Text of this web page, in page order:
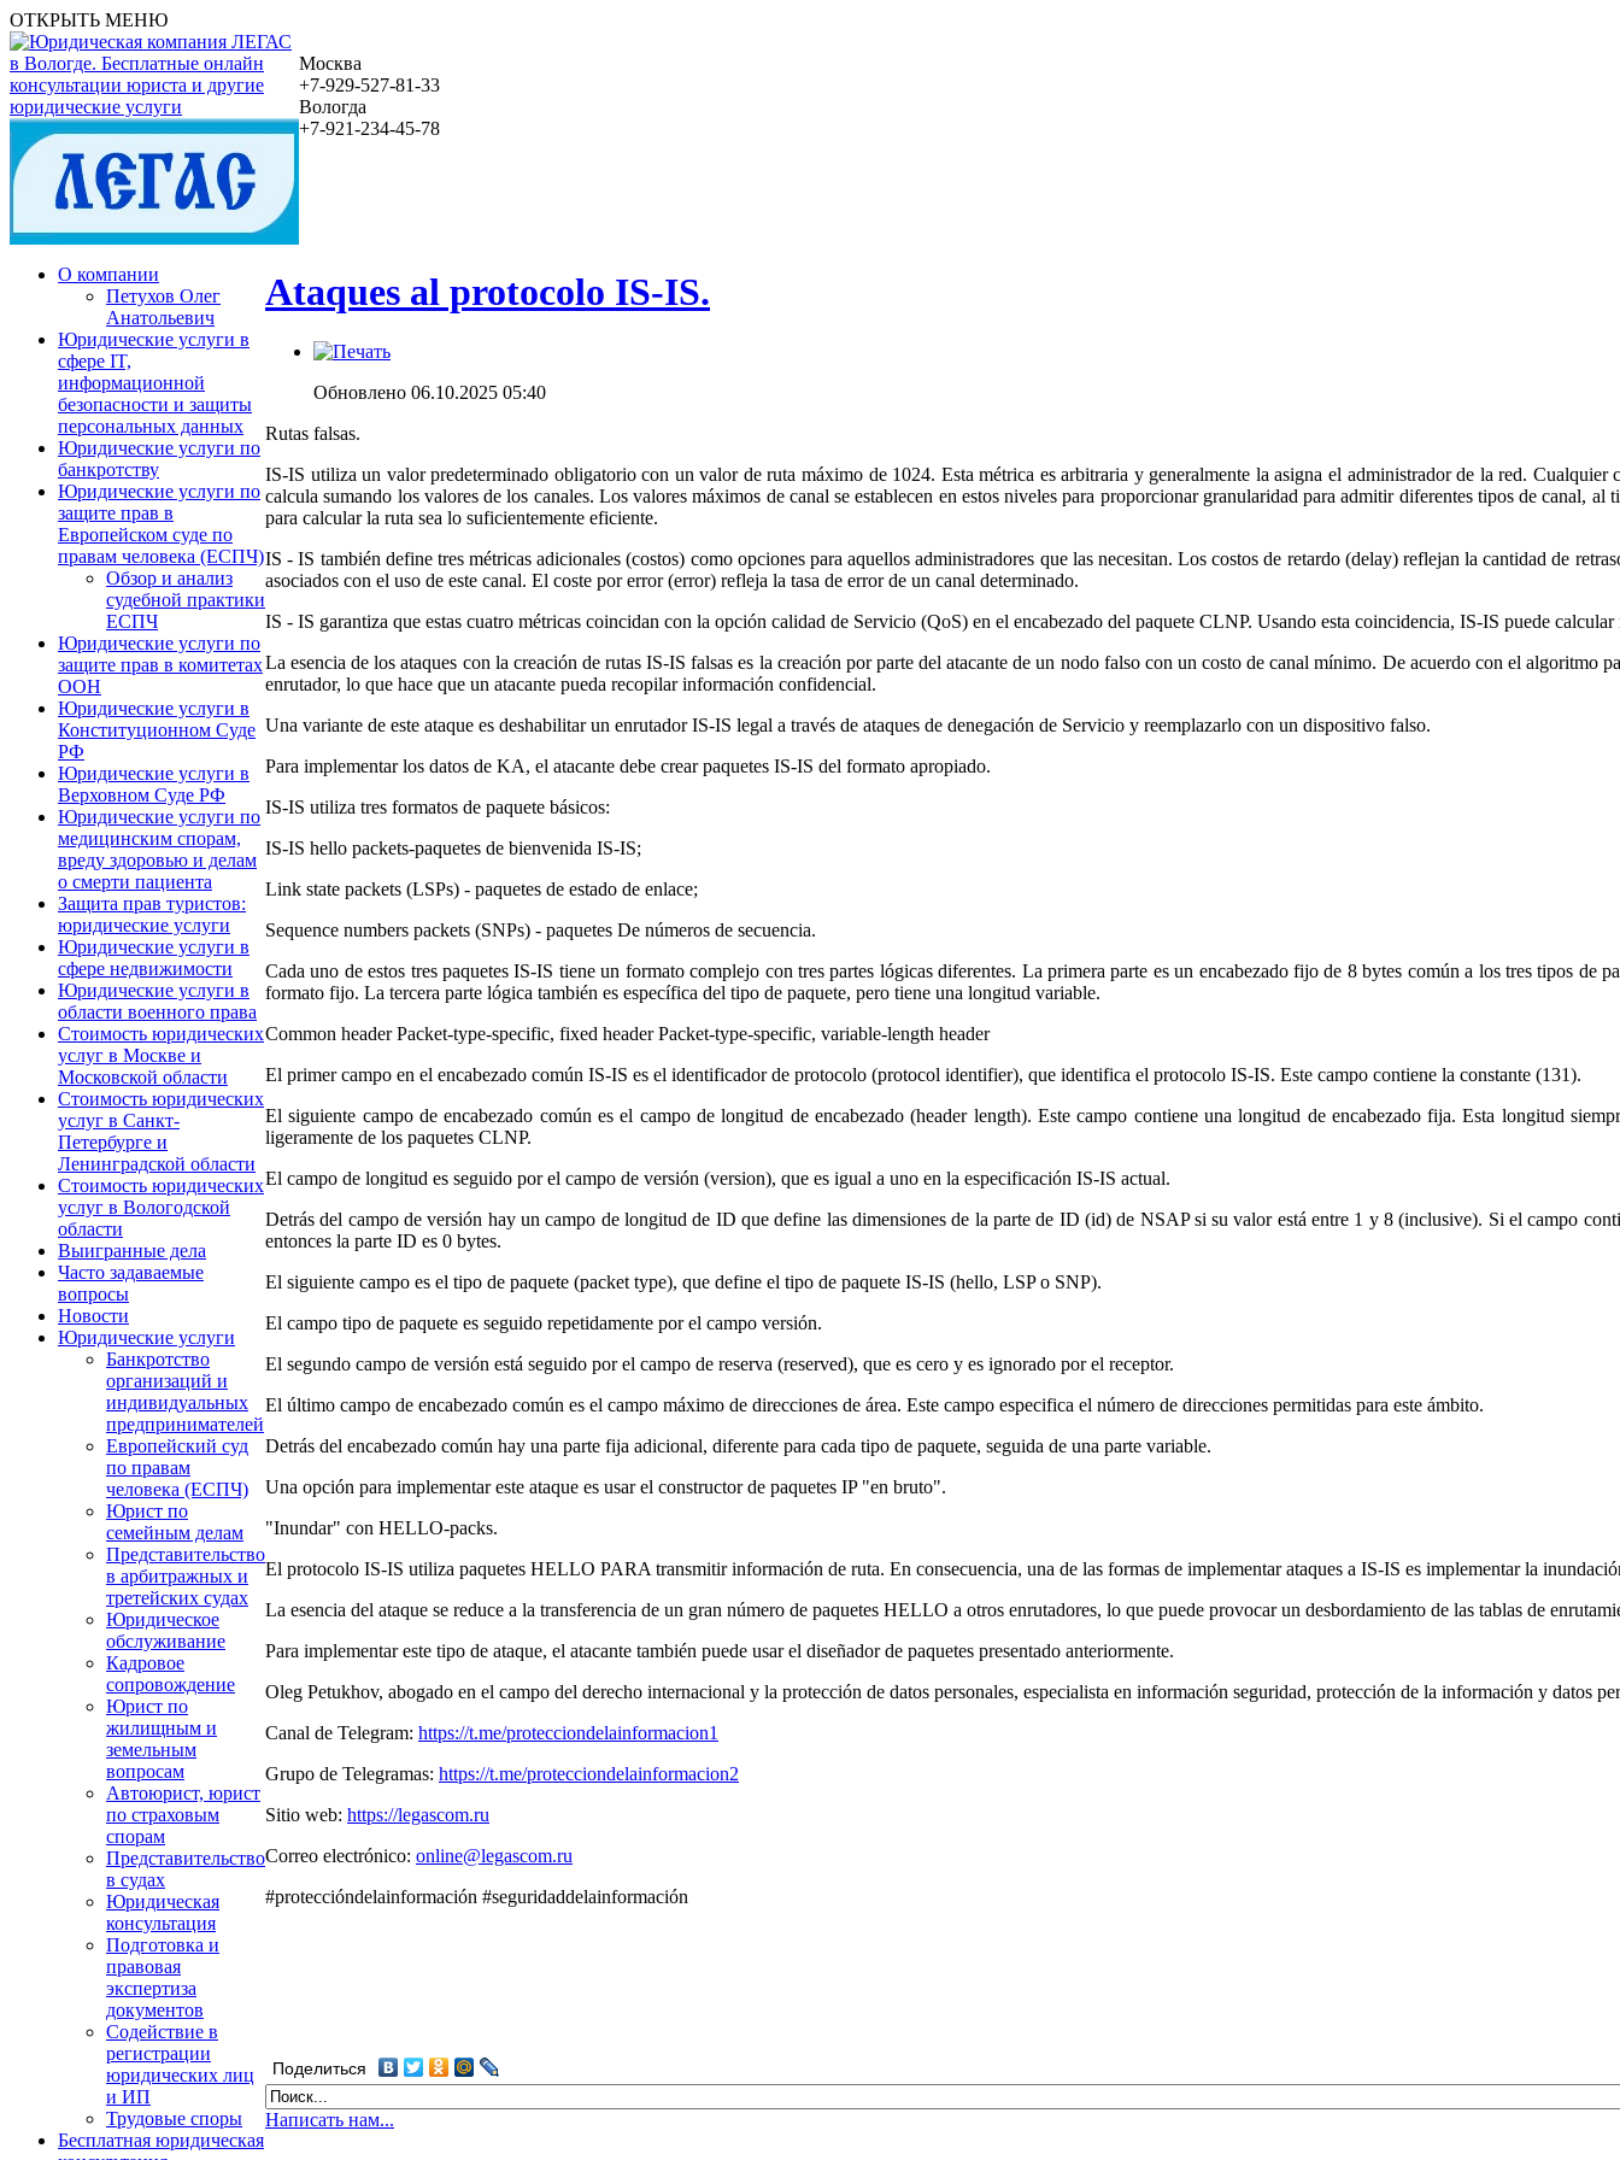
ОТКРЫТЬ МЕНЮ
Москва
+7-929-527-81-33
Вологда
+7-921-234-45-78
О компании
Петухов Олег
Анатольевич
Юридические услуги в
сфере IT,
информационной
безопасности и защиты
персональных данных
Юридические услуги по
банкротству
Юридические услуги по
защите прав в
Европейском суде по
правам человека (ЕСПЧ)
Обзор и анализ
судебной практики
ЕСПЧ
Юридические услуги по
защите прав в комитетах
ООН
Юридические услуги в
Конституционном Суде
РФ
Юридические услуги в
Верховном Суде РФ
Юридические услуги по
медицинским спорам,
вреду здоровью и делам
о смерти пациента
Защита прав туристов:
юридические услуги
Юридические услуги в
сфере недвижимости
Юридические услуги в
области военного права
Стоимость юридических
услуг в Москве и
Московской области
Стоимость юридических
услуг в Санкт-
Петербурге и
Ленинградской области
Стоимость юридических
услуг в Вологодской
области
Выигранные дела
Часто задаваемые
вопросы
Новости
Юридические услуги
Банкротство
организаций и
индивидуальных
предпринимателей
Европейский суд
по правам
человека (ЕСПЧ)
Юрист по
семейным делам
Представительство
в арбитражных и
третейских судах
Юридическое
обслуживание
Кадровое
сопровождение
Юрист по
жилищным и
земельным
вопросам
Автоюрист, юрист
по страховым
спорам
Представительство
в судах
Юридическая
консультация
Подготовка и
правовая
экспертиза
документов
Содействие в
регистрации
юридических лиц
и ИП
Трудовые споры
Бесплатная юридическая
Ataques al protocolo IS-IS.
Обновлено 06.10.2025 05:40
Rutas falsas.
IS-IS utiliza un valor predeterminado obligatorio con un valor de ruta máximo de 1024. Esta métrica es arbitraria y generalmente la asigna el administrador de la red.
calcula sumando los valores de los canales. Los valores máximos de canal se establecen en estos niveles para proporcionar granularidad para admitir diferentes tipos de canal,
para calcular la ruta sea lo suficientemente eficiente.
IS - IS también define tres métricas adicionales (costos) como opciones para aquellos administradores que las necesitan. Los costos de retardo (delay) reflejan la cantidad de
asociados con el uso de este canal. El coste por error (error) refleja la tasa de error de un canal determinado.
IS - IS garantiza que estas cuatro métricas coincidan con la opción calidad de Servicio (QoS) en el encabezado del paquete CLNP. Usando esta coincidencia, IS-IS puede calcular
La esencia de los ataques con la creación de rutas IS-IS falsas es la creación por parte del atacante de un nodo falso con un costo de canal mínimo. De acuerdo con el algoritmo
enrutador, lo que hace que un atacante pueda recopilar información confidencial.
Una variante de este ataque es deshabilitar un enrutador IS-IS legal a través de ataques de denegación de Servicio y reemplazarlo con un dispositivo falso.
Para implementar los datos de KA, el atacante debe crear paquetes IS-IS del formato apropiado.
IS-IS utiliza tres formatos de paquete básicos:
IS-IS hello packets-paquetes de bienvenida IS-IS;
Link state packets (LSPs) - paquetes de estado de enlace;
Sequence numbers packets (SNPs) - paquetes De números de secuencia.
Cada uno de estos tres paquetes IS-IS tiene un formato complejo con tres partes lógicas diferentes. La primera parte es un encabezado fijo de 8 bytes común a los tres tipos de
formato fijo. La tercera parte lógica también es específica del tipo de paquete, pero tiene una longitud variable.
Common header Packet-type-specific, fixed header Packet-type-specific, variable-length header
El primer campo en el encabezado común IS-IS es el identificador de protocolo (protocol identifier), que identifica el protocolo IS-IS. Este campo contiene la constante (131).
El siguiente campo de encabezado común es el campo de longitud de encabezado (header length). Este campo contiene una longitud de encabezado fija. Esta longitud
ligeramente de los paquetes CLNP.
El campo de longitud es seguido por el campo de versión (version), que es igual a uno en la especificación IS-IS actual.
Detrás del campo de versión hay un campo de longitud de ID que define las dimensiones de la parte de ID (id) de NSAP si su valor está entre 1 y 8 (inclusive). Si el campo
entonces la parte ID es 0 bytes.
El siguiente campo es el tipo de paquete (packet type), que define el tipo de paquete IS-IS (hello, LSP o SNP).
El campo tipo de paquete es seguido repetidamente por el campo versión.
El segundo campo de versión está seguido por el campo de reserva (reserved), que es cero y es ignorado por el receptor.
El último campo de encabezado común es el campo máximo de direcciones de área. Este campo especifica el número de direcciones permitidas para este ámbito.
Detrás del encabezado común hay una parte fija adicional, diferente para cada tipo de paquete, seguida de una parte variable.
Una opción para implementar este ataque es usar el constructor de paquetes IP "en bruto".
"Inundar" con HELLO-packs.
El protocolo IS-IS utiliza paquetes HELLO PARA transmitir información de ruta. En consecuencia, una de las formas de implementar ataques a IS-IS es implementar la
La esencia del ataque se reduce a la transferencia de un gran número de paquetes HELLO a otros enrutadores, lo que puede provocar un desbordamiento de las tablas de
Para implementar este tipo de ataque, el atacante también puede usar el diseñador de paquetes presentado anteriormente.
Oleg Petukhov, abogado en el campo del derecho internacional y la protección de datos personales, especialista en información seguridad, protección de la información y datos
Canal de Telegram: https://t.me/protecciondelainformacion1
Grupo de Telegramas: https://t.me/protecciondelainformacion2
Sitio web: https://legascom.ru
Correo electrónico: online@legascom.ru
#proteccióndelainformación #seguridaddelainformación
Поделиться
Написать нам...